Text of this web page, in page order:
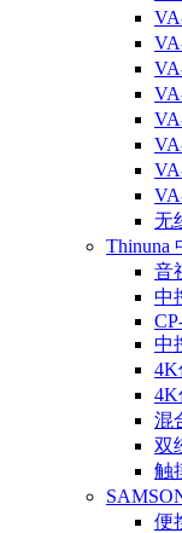
无
Thinuna
音
中
中
4K
4K
混
双
触
便